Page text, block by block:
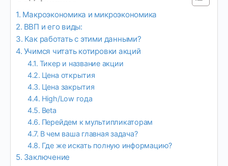
Макроэкономика и микроэкономика
ВВП и его виды:
Как работать с этими данными?
Учимся читать котировки акций
Тикер и название акции
Цена открытия
Цена закрытия
High/Low года
Beta
Перейдем к мультипликаторам
В чем ваша главная задача?
Где же искать полную информацию?
Заключение